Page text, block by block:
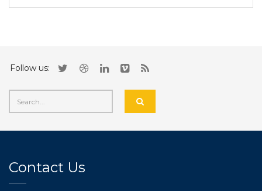
Follow us:
Contact Us